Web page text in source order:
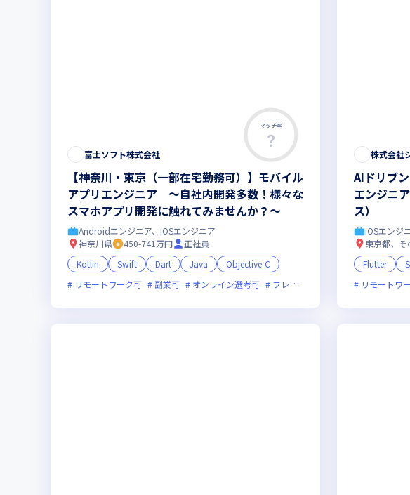
マッチ率
富士ソフト株式会社
【神奈川・東京（一部在宅勤務可）】モバイル
アプリエンジニア ～自社内開発多数！様々な
スマホアプリ開発に触れてみませんか？～
Androidエンジニア、iOSエンジニア
神奈川県
450-741万円
正社員
Kotlin
Swift Dart Java
Objective-C
リモートワーク可
副業可 オンライン選考可 フレックス制度あり 新技術に積
株式会社
AIドリブ
エンジニ
ス）
iOSエンジ
東京都、そ
Flutter
リモートワ